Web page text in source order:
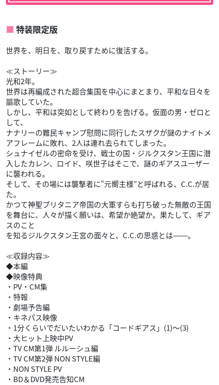
特装限定版
世界を、明日を、取り戻すために復活する。
≪ストーリー≫
光和2年。
世界は再編成された超合集国を中心にまとまり、平和な日々を
謳歌していた。
しかし、平和は突如として終わりを告げる。仮面の男・ゼロと
して、
ナナリーの難民キャンプ慰問に同行したスザクが謎のナイトメ
アフレームに敗れ、2人は連れ去られてしまった。
シュナイゼルの密命を受け、戦士の国・ジルクスタン王国に潜
入したカレン、ロイド、咲世子はそこで、謎のギアスユーザー
に襲われる。
そして、その場には襲撃者に“元嚮主様”と呼ばれる、C.C.が居
た。
かつて神聖ブリタニア帝国の大軍すらも打ち破った無敵の王国
を舞台に、人々が描く願いは、希望か絶望か。果たして、ギア
スのこと
を知るジルクスタン王宮の面々と、C.C.の思惑とは――。
≪収録内容≫
◆本編
◆映像特典
・PV・CM集
・特報
・劇場予告編
・キネパス映像
・1分くらいでだいたいわかる「コードギアス」(1)～(3)
・大ヒット上映中PV
・TV CM第1弾 ルルーシュ編
・TV CM第2弾 NON STYLE編
・NON STYLE PV
・BD＆DVD発売告知CM